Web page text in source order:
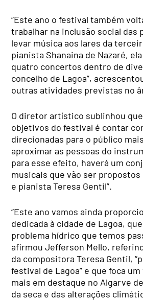
“Este ano o festival também
trabalhar na inclusão social das
levar música aos lares da
pianista Shanaina de Nazaré,
quatro concertos dentro de
concelho de Lagoa”,
outras atividades previstas no
O diretor artístico sublinhou
objetivos do festival é contar
direcionadas para o público
aproximar as pessoas do
para esse efeito, haverá um
musicais que vão ser
e pianista Teresa Gentil”.
“Este ano vamos ainda
dedicada à cidade de Lagoa,
problema hídrico que temos
afirmou Jefferson Mello,
da compositora Teresa Gentil,
festival de Lagoa” e que foca
mais em destaque no Algarve
da seca e das alterações